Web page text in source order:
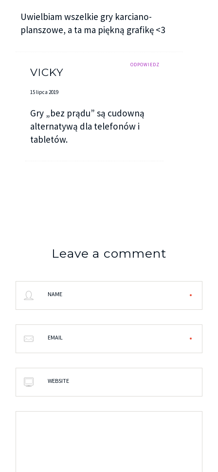
Uwielbiam wszelkie gry karciano-
planszowe, a ta ma piękną grafikę <3
ODPOWIEDZ
VICKY
15 lipca 2019
Gry „bez prądu” są cudowną
alternatywą dla telefonów i
tabletów.
Leave a comment
NAME
EMAIL
WEBSITE